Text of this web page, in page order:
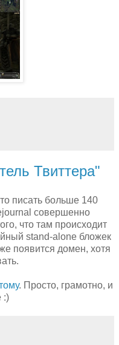
Твиттера"
писать больше 140
совершенно
что там происходит
stand-alone бложек
появится домен, хотя
. Просто, грамотно, и
:)